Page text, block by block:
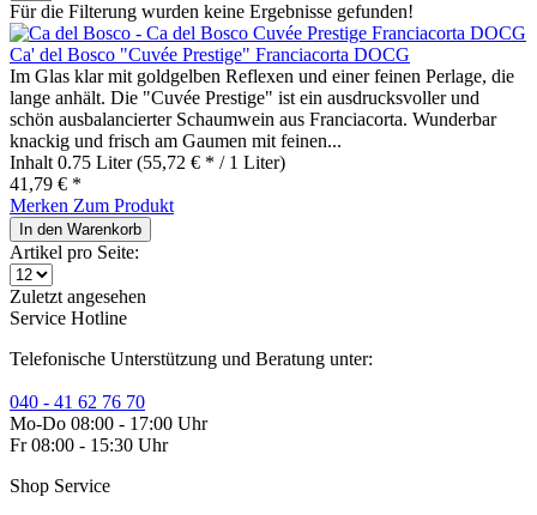
Für die Filterung wurden keine Ergebnisse gefunden!
Ca' del Bosco "Cuvée Prestige" Franciacorta DOCG
Im Glas klar mit goldgelben Reflexen und einer feinen Perlage, die
lange anhält. Die "Cuvée Prestige" ist ein ausdrucksvoller und
schön ausbalancierter Schaumwein aus Franciacorta. Wunderbar
knackig und frisch am Gaumen mit feinen...
Inhalt 0.75 Liter(55,72 € * / 1 Liter)
41,79 € *
Merken Zum Produkt
In den Warenkorb
Artikel pro Seite:
Zuletzt angesehen
Service Hotline
Telefonische Unterstützung und Beratung unter:
040 - 41 62 76 70
Mo-Do 08:00 - 17:00 Uhr
Fr 08:00 - 15:30 Uhr
Shop Service